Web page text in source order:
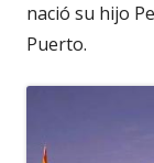
nació su hijo
Puerto.